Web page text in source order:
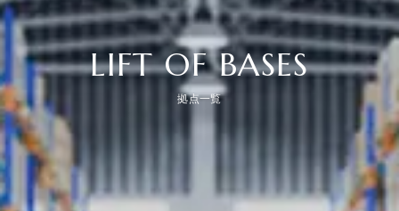
LIFT OF BASES
拠点一覧